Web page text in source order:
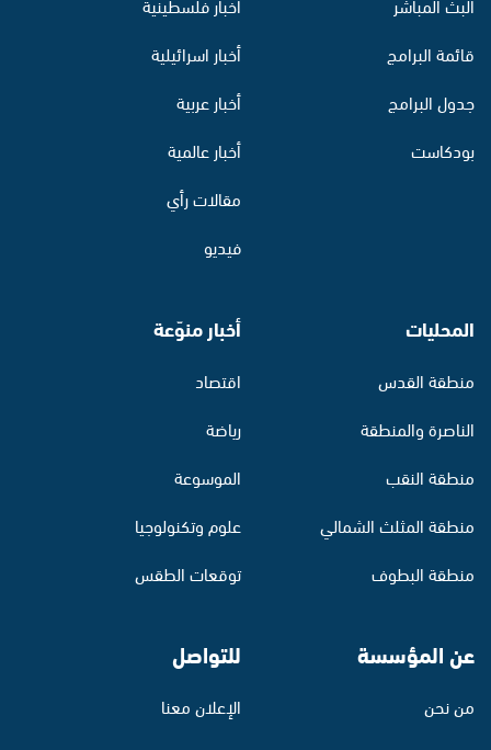
قائمة البرامج
جدول البرامج
بودكاست
أخبار اسرائيلية
أخبار عربية
أخبار عالمية
مقالات رأي
فيديو
المحليات
منطقة القدس
الناصرة والمنطقة
منطقة النقب
منطقة المثلث الشمالي
منطقة البطوف
أخبار منوّعة
اقتصاد
رياضة
الموسوعة
علوم وتكنولوجيا
توقعات الطقس
عن المؤسسة
من نحن
للتواصل
الإعلان معنا